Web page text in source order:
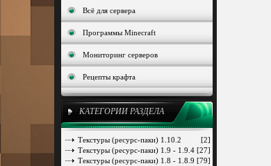
Всё для сервера
Программы Minecraft
Мониторинг серверов
Рецепты крафта
КАТЕГОРИИ РАЗДЕЛА
[2]
Текстуры (ресурс-паки) 1.10.2
[27]
Текстуры (ресурс-паки) 1.9 - 1.9.4
[79]
Текстуры (ресурс-паки) 1.8 - 1.8.9